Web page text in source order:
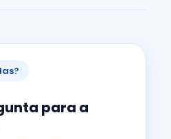
para a